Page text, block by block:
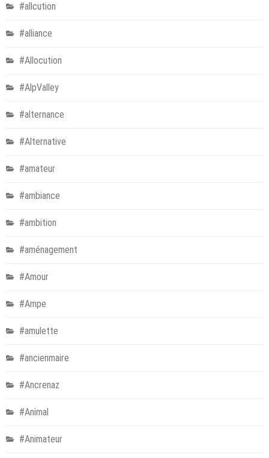
#allcution
#alliance
#Allocution
#AlpValley
#alternance
#Alternative
#amateur
#ambiance
#ambition
#aménagement
#Amour
#Ampe
#amulette
#ancienmaire
#Ancrenaz
#Animal
#Animateur